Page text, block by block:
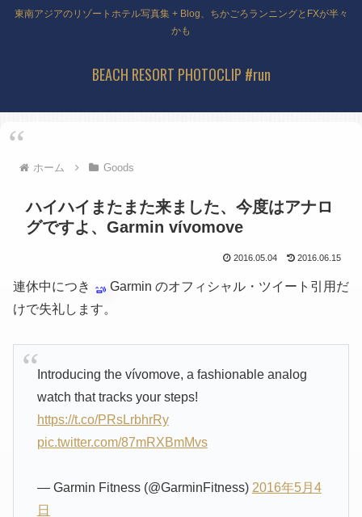
東南アジアのリゾートホテル写真集 + Blog、ちかごろランニングとFXが半々
かも
BEACH RESORT PHOTOCLIP #run
ホーム Goods
ハイハイまたまた来ました、今度はアナロ
グですよ、Garmin vívomove
2016.05.04 2016.06.15
連休中につき
Garmin のオフィシャル・ツイート引用だ
けで失礼します。
Introducing the vívomove, a fashionable analog
watch that tracks your steps!
https://t.co/PRsLrbhrRy
pic.twitter.com/87mRXBmMvs
— Garmin Fitness (@GarminFitness) 2016年5月4
日